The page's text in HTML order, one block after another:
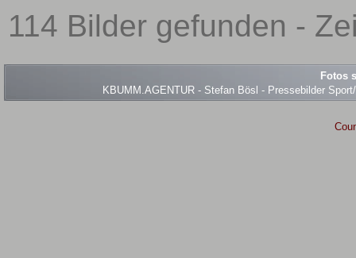
114 Bilder gefunden -
Fotos
KBUMM.AGENTUR - Stefan Bösl - Pressebilder